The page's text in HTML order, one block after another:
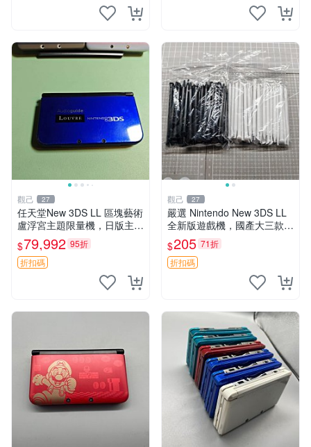
觀己 27
任天堂New 3DS LL 區塊藝術
盧浮宮主題限量機，日版主板
原配，附吊飾未配線，全新收
藏款 區塊藝術 盧浮宮 卡帶盒
$79,992 95折
折扣碼
觀己 27
嚴選 Nintendo New 3DS LL
全新版遊戲機，國產大三款，
超值推薦！4.5吋彩色螢幕，
輕巧便攜，適合收藏。New 3
DS LL 遊戲機 新
$205 71折
折扣碼